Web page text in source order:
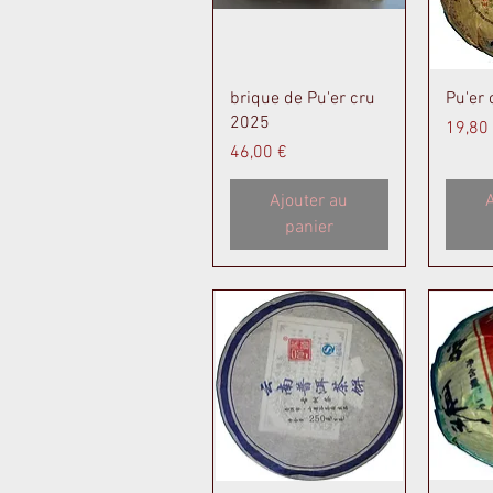
Aperçu rapide
brique de Pu'er cru
2025
Prix
46,00 €
Ajouter au
panier
Pu'er
Prix
19,80